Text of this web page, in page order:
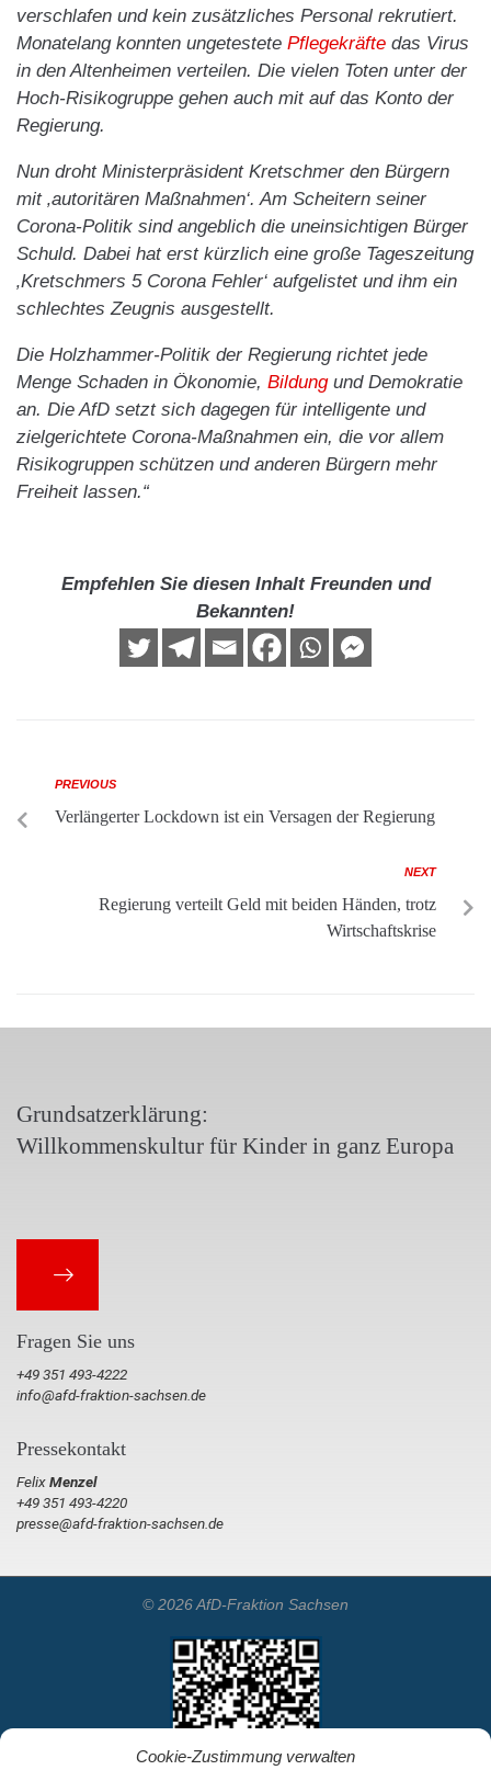
Cookie-Zustimmung verwalten
verschlafen und kein zusätzliches Personal rekrutiert.
Monatelang konnten ungetestete Pflegekräfte das Virus
in den Altenheimen verteilen. Die vielen Toten unter der
Hoch-Risikogruppe gehen auch mit auf das Konto der
Regierung.
Nun droht Ministerpräsident Kretschmer den Bürgern
mit ‚autoritären Maßnahmen‘. Am Scheitern seiner
Corona-Politik sind angeblich die uneinsichtigen Bürger
Schuld. Dabei hat erst kürzlich eine große Tageszeitung
‚Kretschmers 5 Corona Fehler‘ aufgelistet und ihm ein
schlechtes Zeugnis ausgestellt.
Die Holzhammer-Politik der Regierung richtet jede
Menge Schaden in Ökonomie, Bildungund Demokratie
an. Die AfD setzt sich dagegen für intelligente und
zielgerichtete Corona-Maßnahmen ein, die vor allem
Risikogruppen schützen und anderen Bürgern mehr
Freiheit lassen.“
Empfehlen Sie diesen Inhalt Freunden und
Bekannten!
PREVIOUS
Verlängerter Lockdown ist ein Versagen der Regierung
NEXT
Regierung verteilt Geld mit beiden Händen, trotz
Wirtschaftskrise
Grundsatzerklärung:
Willkommenskultur für Kinder in ganz Europa
Fragen Sie uns
+49 351 493-4222
info@afd-fraktion-sachsen.de
Pressekontakt
FelixMenzel
+49 351 493-4220
presse@afd-fraktion-sachsen.de
© 2026 AfD-Fraktion Sachsen